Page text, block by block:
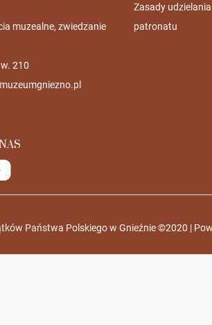
muzealne, zwiedzanie
210
Zasady udzielania
patronatu
Państwa Polskiego w Gnieźnie ©2020 |